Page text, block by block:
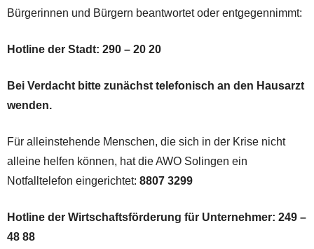
Bürgerinnen und Bürgern beantwortet oder entgegennimmt:
Hotline der Stadt: 290 – 20 20
Bei Verdacht bitte zunächst telefonisch an den Hausarzt
wenden.
Für alleinstehende Menschen, die sich in der Krise nicht
alleine helfen können, hat die AWO Solingen ein
Notfalltelefon eingerichtet: 8807 3299
Hotline der Wirtschaftsförderung für Unternehmer: 249 –
48 88